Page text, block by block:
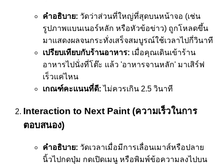
คำอธิบาย: วัดว่าส่วนที่ใหญ่ที่สุดบนหน้าจอ (เช่น
รูปภาพแบนเนอร์หลัก หรือหัวข้อข่าว) ถูกโหลดขึ้น
มาแสดงผลจนกระทั่งเสร็จสมบูรณ์ใช้เวลาไปกี่วินาที
เปรียบเทียบกับร้านอาหาร: เมื่อคุณเดินเข้าร้าน
อาหารไปนั่งที่โต๊ะ แล้ว 'อาหารจานหลัก' มาเสิร์ฟ
เร็วแค่ไหน
เกณฑ์คะแนนที่ดี: ไม่ควรเกิน 2.5 วินาที
Interaction to Next Paint (ความเร็วในการ
ตอบสนอง)
คำอธิบาย: วัดเวลาเมื่อมีการเลื่อนเมาส์หรือปลาย
นิ้วไปกดปุ่ม กดเปิดเมนู หรือพิมพ์ข้อความลงไปบน